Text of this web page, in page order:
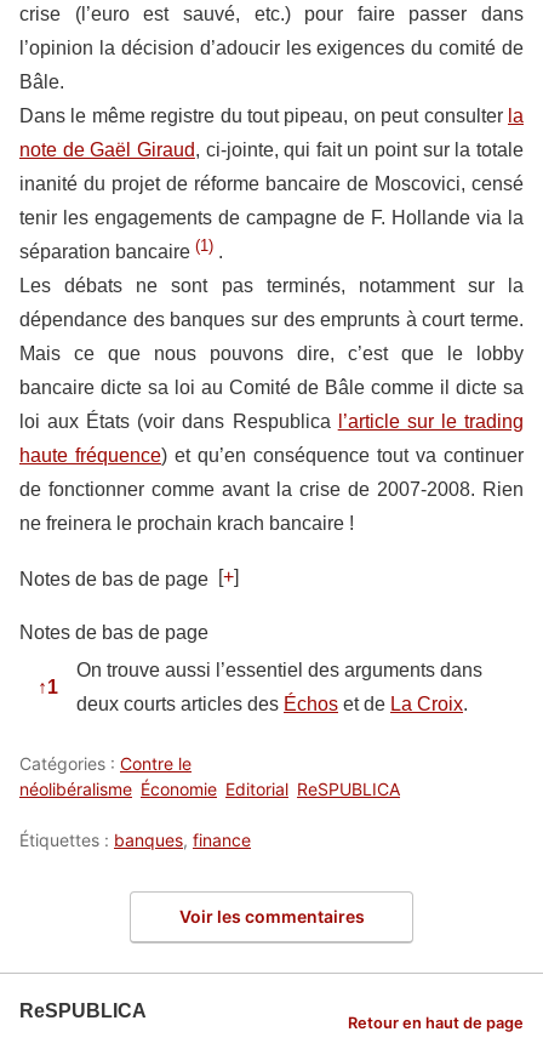
crise (l’euro est sauvé, etc.) pour faire passer dans
l’opinion la décision d’adoucir les exigences du comité de
Bâle.
Dans le même registre du tout pipeau, on peut consulter la
note de Gaël Giraud, ci-jointe, qui fait un point sur la totale
inanité du projet de réforme bancaire de Moscovici, censé
tenir les engagements de campagne de F. Hollande via la
séparation bancaire (1) .
Les débats ne sont pas terminés, notamment sur la
dépendance des banques sur des emprunts à court terme.
Mais ce que nous pouvons dire, c’est que le lobby
bancaire dicte sa loi au Comité de Bâle comme il dicte sa
loi aux États (voir dans Respublica
l’article sur le trading
haute fréquence) et qu’en conséquence tout va continuer
de fonctionner comme avant la crise de 2007-2008. Rien
ne freinera le prochain krach bancaire !
Notes de bas de page [+]
Notes de bas de page
↑1
On trouve aussi l’essentiel des arguments dans
deux courts articles des Échos et de La Croix.
Catégories : Contre le
néolibéralisme Économie Editorial ReSPUBLICA
Étiquettes : banques, finance
Voir les commentaires
ReSPUBLICA
Retour en haut de page